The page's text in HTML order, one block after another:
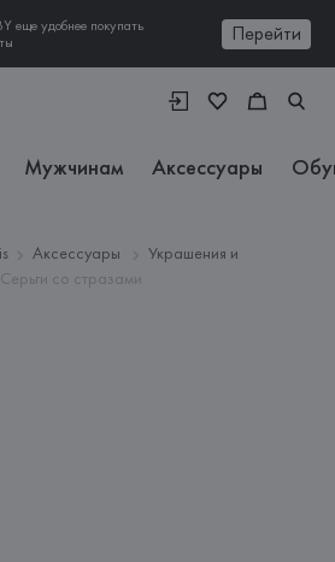
еще удобнее покупать
Перейти
Мужчинам Аксессуары
Аксессуары
Украшения и
Серьги со стразами